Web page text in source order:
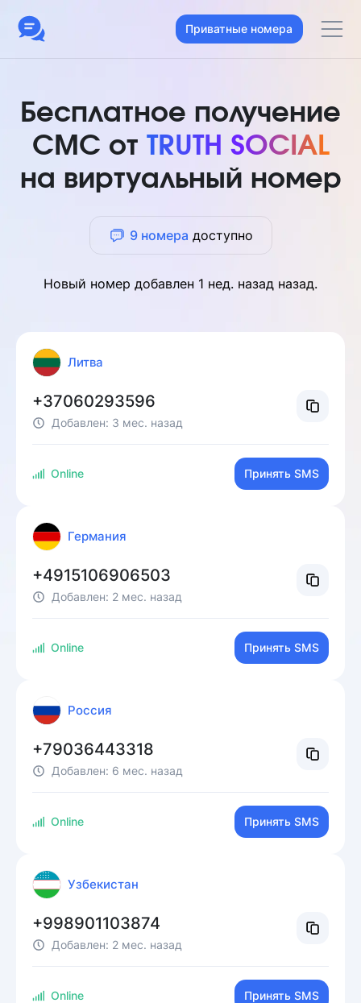
Приватные номера
Бесплатное получение
СМС от TRUTH SOCIAL
на виртуальный номер
9 номера доступно
Новый номер добавлен 1 нед. назад назад.
Литва
+37060293596
Добавлен: 3 мес. назад
Online Принять SMS
Германия
+4915106906503
Добавлен: 2 мес. назад
Online Принять SMS
Россия
+79036443318
Добавлен: 6 мес. назад
Online Принять SMS
Узбекистан
+998901103874
Добавлен: 2 мес. назад
Online Принять SMS